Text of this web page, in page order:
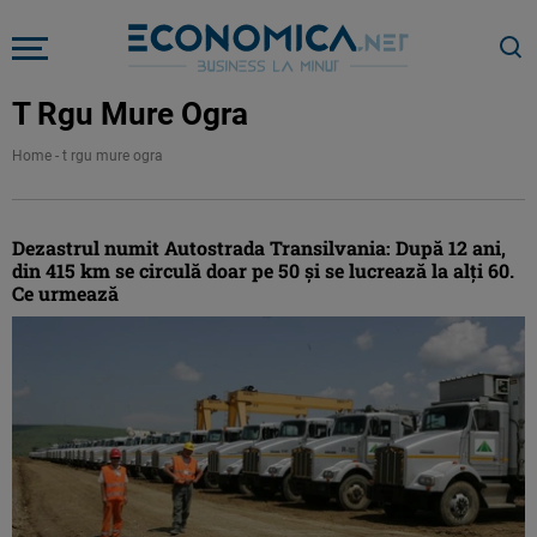
T Rgu Mure Ogra
Home - t rgu mure ogra
Dezastrul numit Autostrada Transilvania: După 12 ani,
din 415 km se circulă doar pe 50 şi se lucrează la alţi 60.
Ce urmează